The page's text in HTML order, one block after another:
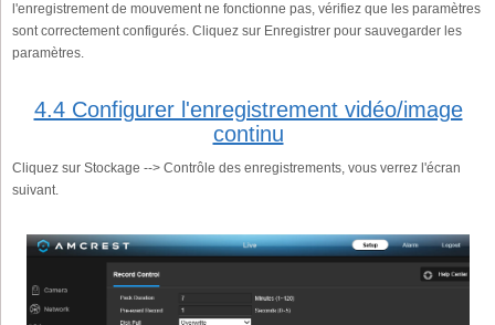
l'enregistrement de mouvement ne fonctionne pas, vérifiez que les paramètres
sont correctement configurés. Cliquez sur Enregistrer pour sauvegarder les
paramètres.
4.4 Configurer l'enregistrement vidéo/image
continu
Cliquez sur Stockage --> Contrôle des enregistrements, vous verrez l'écran
suivant.